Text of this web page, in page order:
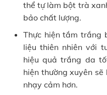
thể tự làm bột trà
bảo chất lượng.
Thực hiện tắm trắng
liệu thiên nhiên với
hiệu quả trắng da
hiện thường xuyên
nhạy cảm hơn.